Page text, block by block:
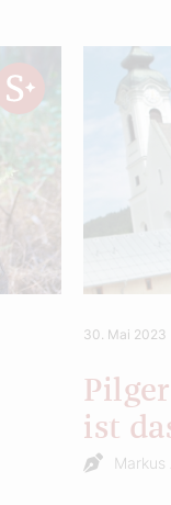
30. Mai 2023
ist
Markus